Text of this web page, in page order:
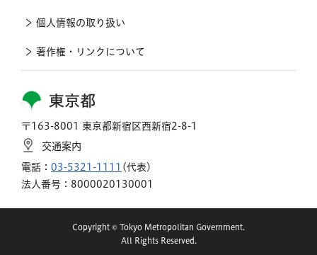
東京都
〒163-8001 東京都新宿区西新宿2-8-1
交通案内
電話： 03-5321-1111 (代表)
法人番号：8000020130001
個人情報の取り扱い
著作権・リンクについて
Copyright © Tokyo Metropolitan Government.
All Rights Reserved.